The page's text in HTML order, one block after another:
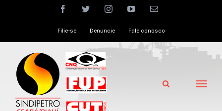
facebooktwitter instagramyoutubeEmail
Filie-se Denuncie Fale conosco